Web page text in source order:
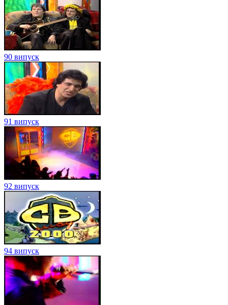
90 випуск
91 випуск
92 випуск
94 випуск